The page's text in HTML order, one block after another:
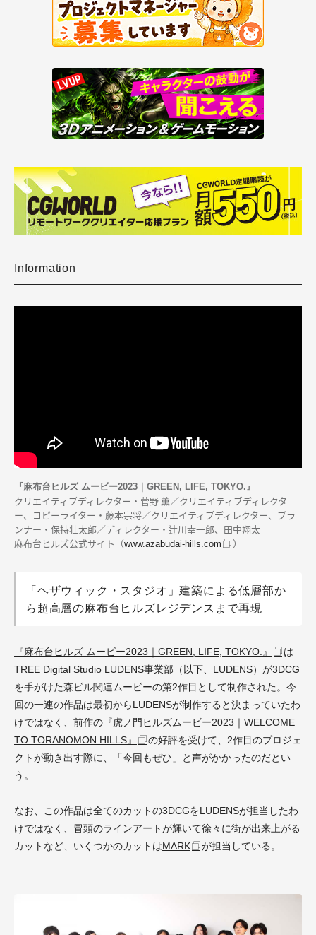
Information
『麻布台ヒルズ ムービー2023｜GREEN, LIFE, TOKYO.』
クリエイティブディレクター・菅野 薫／クリエイティブディレクタ
ー、コピーライター・藤本宗将／クリエイティブディレクター、プラ
ンナー・保持壮太郎／ディレクター・辻川幸一郎、田中翔太
麻布台ヒルズ公式サイト （www.azabudai-hills.com ）
「ヘザウィック・スタジオ」建築による低層部か
ら超高層の麻布台ヒルズレジデンスまで再現
『麻布台ヒルズ ムービー2023｜GREEN, LIFE, TOKYO.』
は
TREE Digital Studio LUDENS事業部（以下、 LUDENS）が3DCG
を手がけた森ビル関連ムービーの第2作目として制作された。今
回の一連の作品は最初からLUDENSが制作すると決まっていたわ
けではなく、前作の 『虎ノ門ヒルズムービー2023 ｜ WELCOME
TO TORANOMON HILLS』
の好評を受けて、2作目のプロジェ
クトが動き出す際に、「今回もぜひ」と声がかかったのだとい
う。
なお、この作品は全てのカットの3DCGをLUDENSが担当したわ
けではなく、冒頭のラインアートが輝いて徐々に街が出来上がる
カットなど、いくつかのカットはMARK が担当 している。